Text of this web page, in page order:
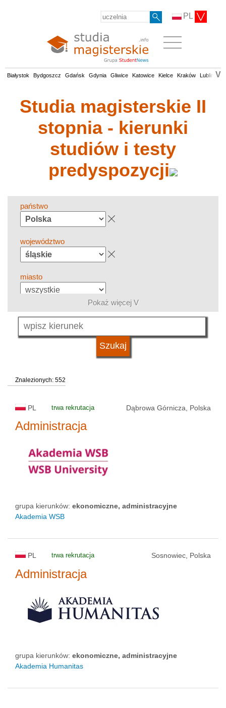
PL
Białystok Bydgoszcz Gdańsk Gdynia Gliwice Katowice Kielce Kraków Lublin V
Studia magisterskie II
stopnia - kierunki
studiów i testy
predyspozycji
państwo
województwo
miasto
grupa kierunków
system studiów
status uczelni
Pokaż więcej V
Znalezionych: 552
PL trwa rekrutacja Dąbrowa Górnicza, Polska
Administracja
grupa kierunków: ekonomiczne, administracyjne
Akademia WSB
PL trwa rekrutacja Sosnowiec, Polska
Administracja
grupa kierunków: ekonomiczne, administracyjne
Akademia Humanitas